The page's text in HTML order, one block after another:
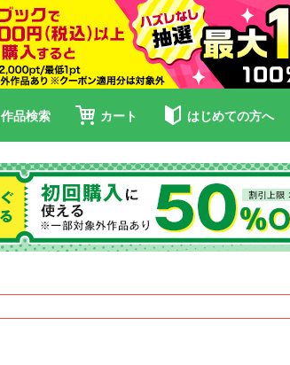
作品検索 カート はじめての方へ